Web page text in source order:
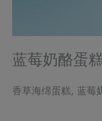
蓝莓奶酪蛋
香草海绵蛋糕, 蓝莓